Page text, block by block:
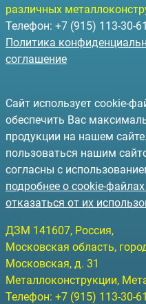
различных
Телефон: +7 (915) 113-30-
Политика
соглашение
Сайт использует cookie-
обеспечить Вас
продукции на нашем
пользоваться нашим
согласны с
подробнее о cookie-
отказаться от их
ДЗМ 141607, Россия,
Московская область,
Московская, д. 31
Металлоконструкции,
Телефон: +7 (915) 113-30-61